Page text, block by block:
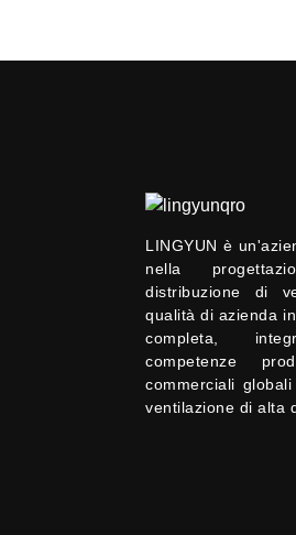
LINGYUN è
nella
distribuzione di
qualità di azienda
completa,
competenze
commerciali
ventilazione di alta